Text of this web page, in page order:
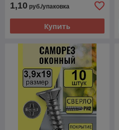
1,10 руб./упаковка
Купить